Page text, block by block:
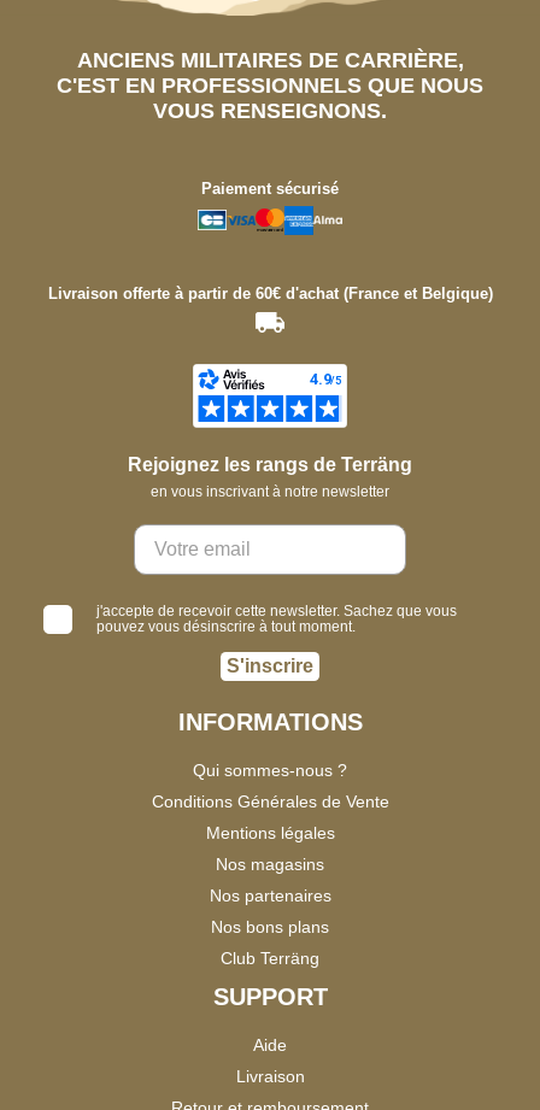
ANCIENS MILITAIRES DE CARRIÈRE,
C'EST EN PROFESSIONNELS QUE NOUS
VOUS RENSEIGNONS.
Paiement sécurisé
Livraison offerte à partir de 60€ d'achat (France et Belgique)
Rejoignez les rangs de Terräng
en vous inscrivant à notre newsletter
j'accepte de recevoir cette newsletter. Sachez que vous
pouvez vous désinscrire à tout moment.
S'inscrire
INFORMATIONS
Qui sommes-nous ?
Conditions Générales de Vente
Mentions légales
Nos magasins
Nos partenaires
Nos bons plans
Club Terräng
SUPPORT
Aide
Livraison